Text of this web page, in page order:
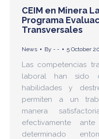
CEIM en Minera
Programa
Transversales
News By - - 5 October
Las competencias
laboral han sido
habilidades y
permiten a un
manera
efectivamente
determinado